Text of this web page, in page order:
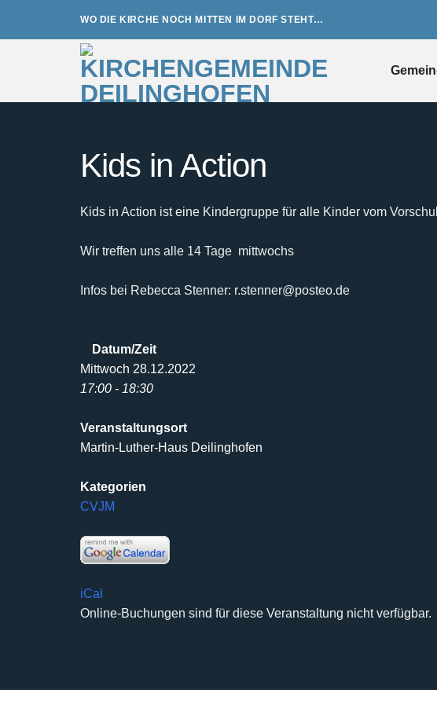
WO DIE KIRCHE NOCH MITTEN IM DORF STEHT…
Kids in Action
Kids in Action ist eine Kindergruppe für alle Kinder vom
Wir treffen uns alle 14 Tage mittwochs
Infos bei Rebecca Stenner: r.stenner@posteo.de
Datum/Zeit
Mittwoch 28.12.2022
17:00 - 18:30
Veranstaltungsort
Martin-Luther-Haus Deilinghofen
Kategorien
CVJM
iCal
Online-Buchungen sind für diese Veranstaltung nicht verfügbar.